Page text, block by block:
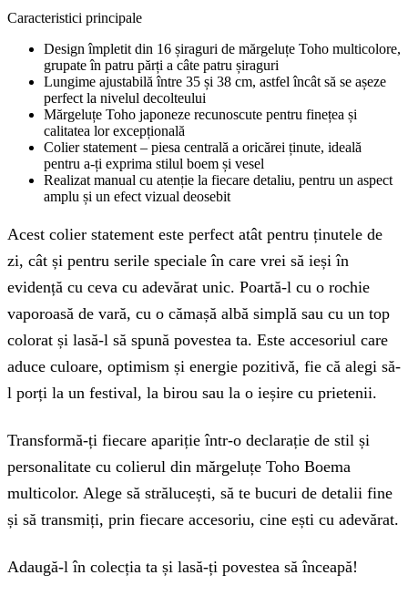
Caracteristici principale
Design împletit din 16 șiraguri de mărgeluțe Toho multicolore,
grupate în patru părți a câte patru șiraguri
Lungime ajustabilă între 35 și 38 cm, astfel încât să se așeze
perfect la nivelul decolteului
Mărgeluțe Toho japoneze recunoscute pentru finețea și
calitatea lor excepțională
Colier statement – piesa centrală a oricărei ținute, ideală
pentru a-ți exprima stilul boem și vesel
Realizat manual cu atenție la fiecare detaliu, pentru un aspect
amplu și un efect vizual deosebit
Acest colier statement este perfect atât pentru ținutele de
zi, cât și pentru serile speciale în care vrei să ieși în
evidență cu ceva cu adevărat unic. Poartă-l cu o rochie
vaporoasă de vară, cu o cămașă albă simplă sau cu un top
colorat și lasă-l să spună povestea ta. Este accesoriul care
aduce culoare, optimism și energie pozitivă, fie că alegi să-
l porți la un festival, la birou sau la o ieșire cu prietenii.
Transformă-ți fiecare apariție într-o declarație de stil și
personalitate cu colierul din mărgeluțe Toho Boema
multicolor. Alege să strălucești, să te bucuri de detalii fine
și să transmiți, prin fiecare accesoriu, cine ești cu adevărat.
Adaugă-l în colecția ta și lasă-ți povestea să înceapă!